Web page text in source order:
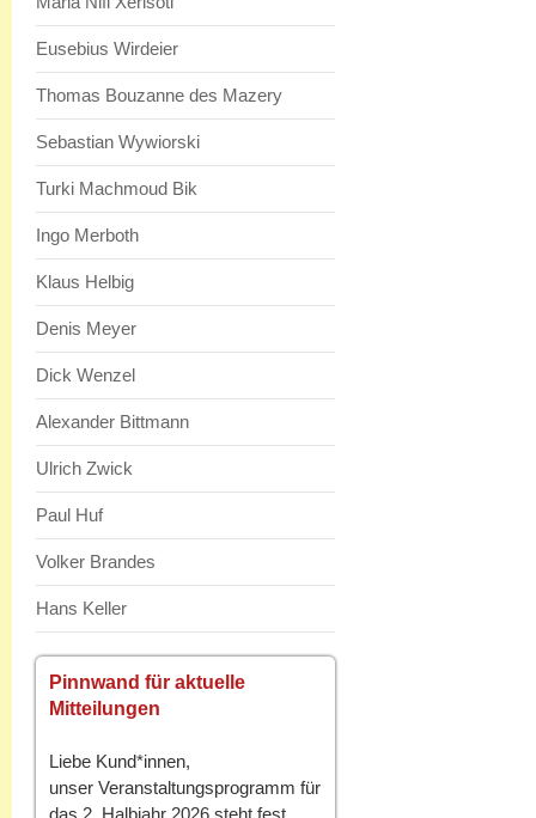
Eusebius Wirdeier
Thomas Bouzanne des Mazery
Sebastian Wywiorski
Turki Machmoud Bik
Ingo Merboth
Klaus Helbig
Denis Meyer
Dick Wenzel
Alexander Bittmann
Ulrich Zwick
Paul Huf
Volker Brandes
Hans Keller
Pinnwand für aktuelle
Mitteilungen
Liebe Kund*innen,
unser Veranstaltungsprogramm für
das 2. Halbjahr 2026 steht fest.